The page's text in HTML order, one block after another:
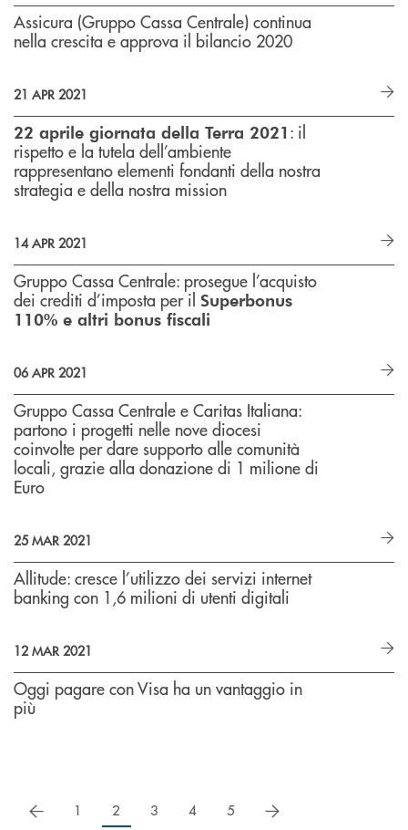
Assicura (Gruppo Cassa Centrale) continua
nella crescita e approva il bilancio 2020
21 APR 2021
22 aprile giornata della Terra 2021: il
rispetto e la tutela dell’ambiente
rappresentano elementi fondanti della nostra
strategia e della nostra mission
14 APR 2021
Gruppo Cassa Centrale: prosegue l’acquisto
dei crediti d’imposta per il Superbonus
110% e altri bonus fiscali
06 APR 2021
Gruppo Cassa Centrale e Caritas Italiana:
partono i progetti nelle nove diocesi
coinvolte per dare supporto alle comunità
locali, grazie alla donazione di 1 milione di
Euro
25 MAR 2021
Allitude: cresce l’utilizzo dei servizi internet
banking con 1,6 milioni di utenti digitali
12 MAR 2021
Oggi pagare con Visa ha un vantaggio in
più
precedente
1 2 3 4 5 successivo